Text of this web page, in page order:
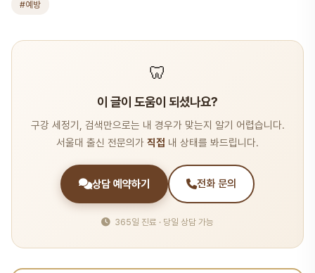
#예방
🦷
이 글이 도움이 되셨나요?
구강 세정기, 검색만으로는 내 경우가 맞는지 알기 어렵습니다.
서울대 출신 전문의가 직접 내 상태를 봐드립니다.
상담 예약하기 전화 문의
365일 진료 · 당일 상담 가능